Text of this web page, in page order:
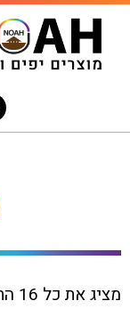
מציג את כל 16 התוצאות